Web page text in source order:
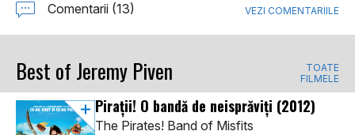
Comentarii (13) VEZI COMENTARIILE
Best of Jeremy Piven
TOATE
FILMELE
Pirații! O bandă de neisprăviți (2012)
The Pirates! Band of Misfits